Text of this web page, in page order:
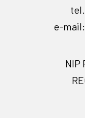
e-mail:
NIP